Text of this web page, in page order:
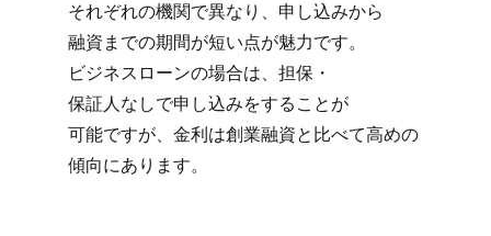
それぞれの​機関で​異なり、​申し込みから​
融資までの​期間が​短い点が​魅力です。​
ビジネスローンの​場合は、​担保・
保証人なしで​申し込みを​する​ことが​
可能ですが、​金利は​創業融資と​比べて​高めの​
傾向に​あります。